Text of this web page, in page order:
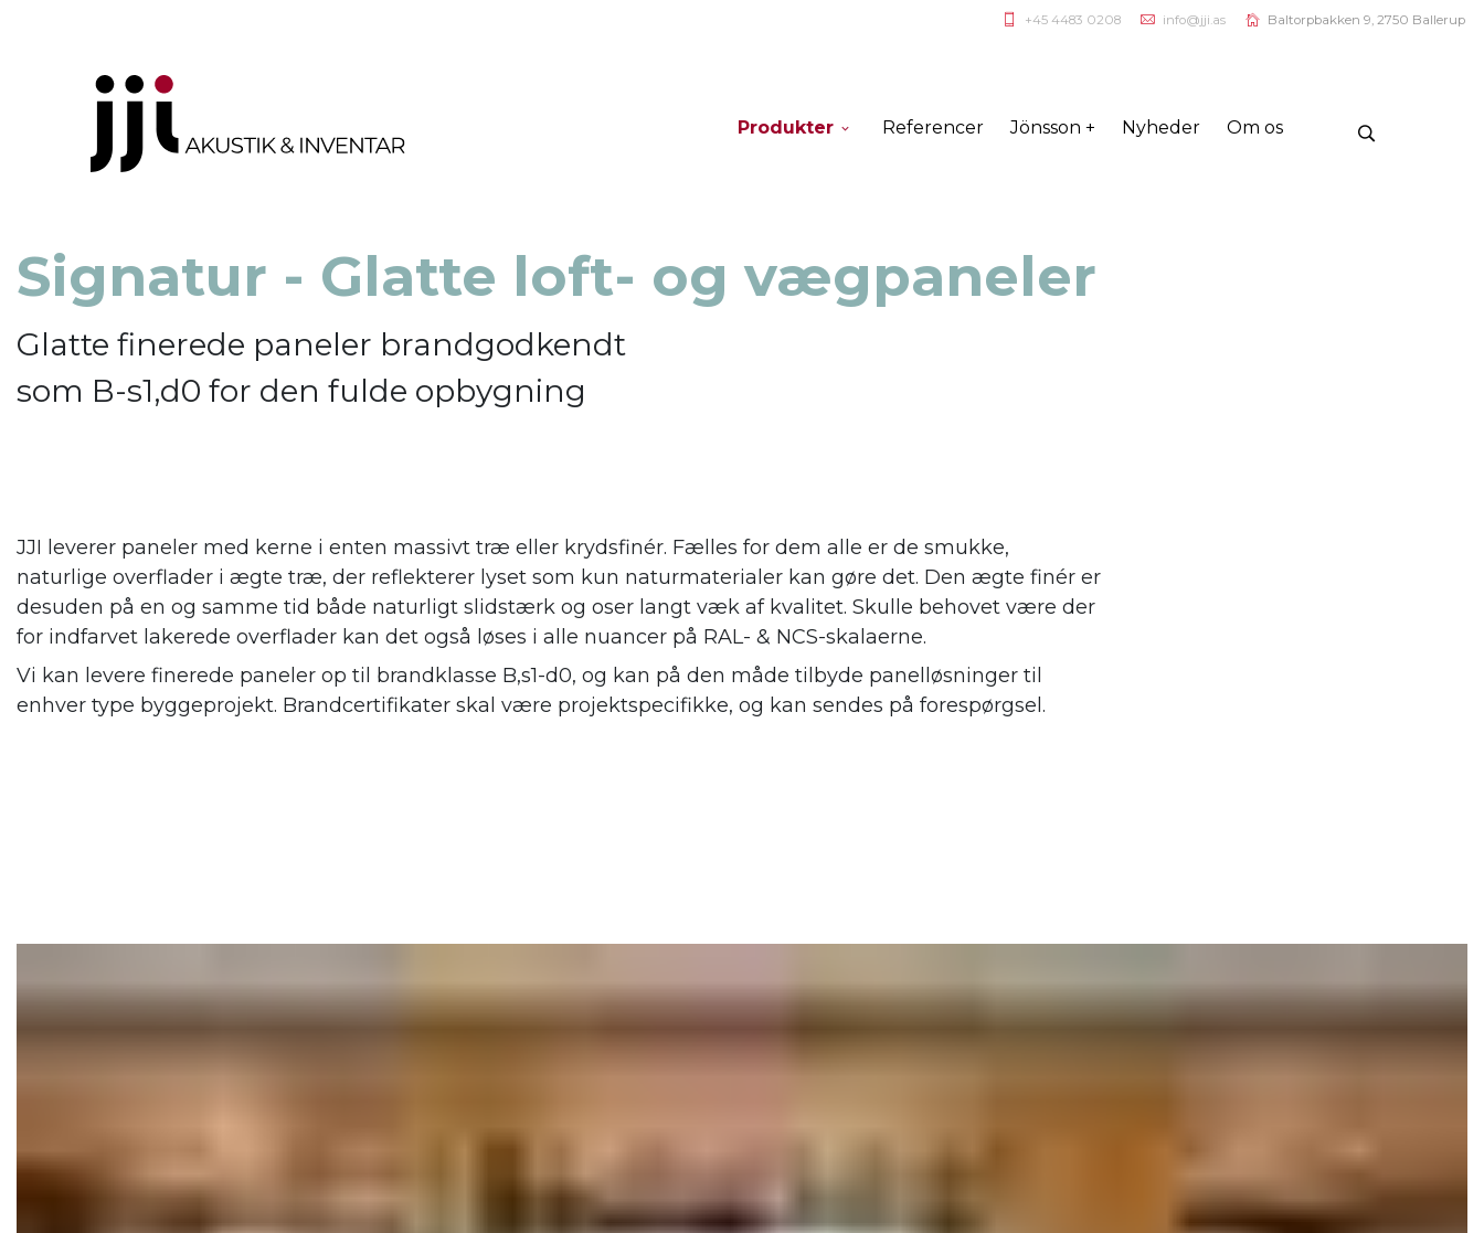
+45 4483 0208 info@jji.as Baltorpbakken 9, 2750 Ballerup
Produkter Referencer Jönsson + Nyheder Om os
Signatur - Glatte loft- og vægpaneler
Glatte finerede paneler brandgodkendt
som B-s1,d0 for den fulde opbygning
JJI leverer paneler med kerne i enten massivt træ eller krydsfinér. Fælles for dem alle er de smukke,
naturlige overflader i ægte træ, der reflekterer lyset som kun naturmaterialer kan gøre det. Den ægte finér er
desuden på en og samme tid både naturligt slidstærk og oser langt væk af kvalitet. Skulle behovet være der
for indfarvet lakerede overflader kan det også løses i alle nuancer på RAL- & NCS-skalaerne.
Vi kan levere finerede paneler op til brandklasse B,s1-d0, og kan på den måde tilbyde panelløsninger til
enhver type byggeprojekt. Brandcertifikater skal være projektspecifikke, og kan sendes på forespørgsel.